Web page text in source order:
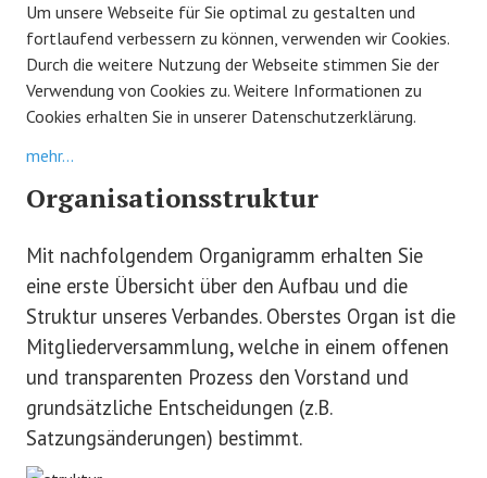
SERVICE
TERMINE
Um unsere Webseite für Sie optimal zu gestalten und
fortlaufend verbessern zu können, verwenden wir Cookies.
Durch die weitere Nutzung der Webseite stimmen Sie der
Verwendung von Cookies zu. Weitere Informationen zu
Cookies erhalten Sie in unserer Datenschutzerklärung.
mehr...
Organisationsstruktur
Mit nachfolgendem Organigramm erhalten Sie
eine erste Übersicht über den Aufbau und die
Struktur unseres Verbandes. Oberstes Organ ist die
Mitgliederversammlung, welche in einem offenen
und transparenten Prozess den Vorstand und
grundsätzliche Entscheidungen (z.B.
Satzungsänderungen) bestimmt.